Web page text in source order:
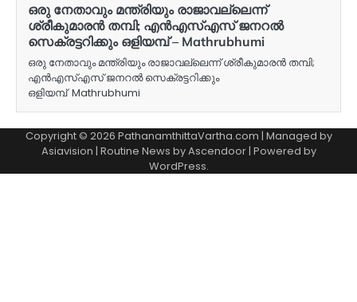
ഒരു നേതാവും മന്ത്രിയും രാജാവല്ലെന്ന്
ശ്രീകുമാരൻ തമ്പി; എൻഎസ്എസ് ജനറൽ
സെക്രട്ടറിക്കും ഒളിയമ്പ് – Mathrubhumi
ഒരു നേതാവും മന്ത്രിയും രാജാവല്ലെന്ന് ശ്രീകുമാരൻ തമ്പി;
എൻഎസ്എസ് ജനറൽ സെക്രട്ടറിക്കും
ഒളിയമ്പ് Mathrubhumi
Copyright © 2026 PathanamthittaVartha.com | Managed by
Asiavision | Routine News byAscendoor| Powered by
WordPress.